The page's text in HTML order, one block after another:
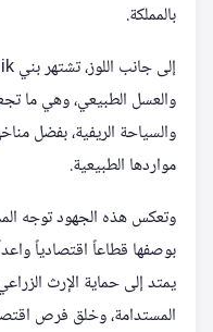
بالمملكة.
والعسل الطبيعي، وهي ما
والسياحة الريفية، بفضل
مواردها الطبيعية.
وتعكس هذه الجهود توجه
بوصفها قطاعاً اقتصادياً
يمتد إلى حماية الإرث
المستدامة، وخلق فرص